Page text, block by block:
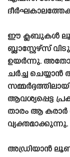
ഈ ക്ലബുകൾ
ബ്ലാസ്റ്റേഴ്‌സ്
ഉയർന്നു.
ചർച്ച ചെയ്യാൻ
ആവശ്യപ്പെട്ട
താരം ആ കരാർ
വ്യക്തമാക്കുന്നു.
അഡ്രിയാൻ ലൂണ